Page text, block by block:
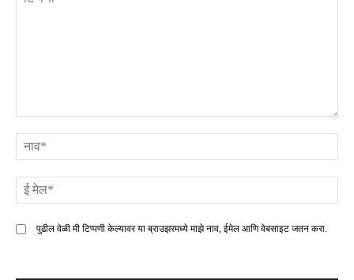
पुढील वेळी मी टिप्पणी केल्यावर या ब्राउझरमध्ये माझे नाव, ईमेल आणि वेबसाइट जतन करा.